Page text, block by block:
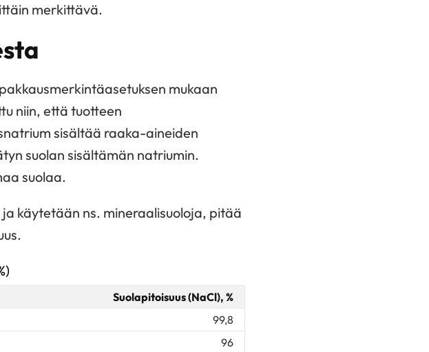
merkittävä.
mukaan
niin, että tuotteen
sisältää raaka-aineiden
suolan sisältämän natriumin.
suolaa.
käytetään ns. mineraalisuoloja, pitää
Suolapitoisuus (NaCl), %
99,8
96